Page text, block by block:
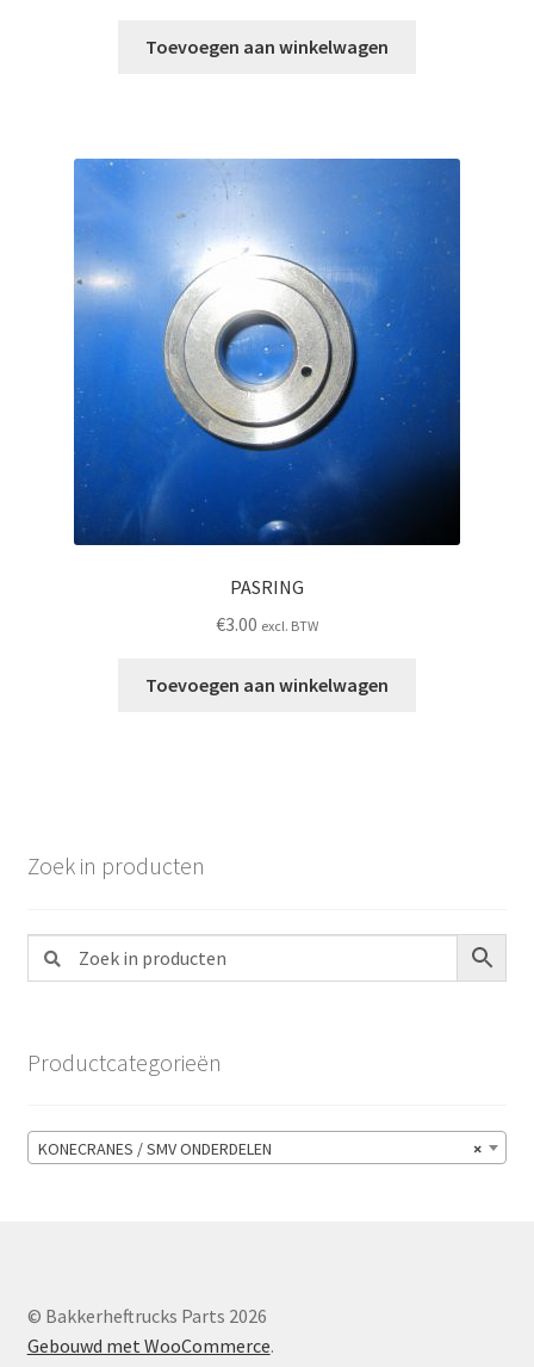
Toevoegen aan winkelwagen
PASRING
€3.00 excl. BTW
Toevoegen aan winkelwagen
Zoek in producten
Productcategorieën
×
KONECRANES / SMV ONDERDELEN
© Bakkerheftrucks Parts 2026
Gebouwd met WooCommerce.